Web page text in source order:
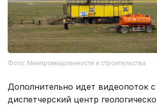
Фото: Минпромышленности и строительства
Дополнительно идет видеопоток с
диспетчерский центр